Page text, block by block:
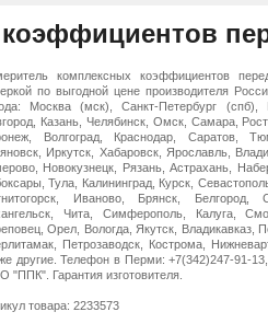
комплексных коэффициентов
по выгодной цене производителя
Москва (мск), Санкт-Петербург (спб),
Казань, Челябинск, Омск, Самара,
Волгоград, Краснодар, Саратов,
Иркутск, Хабаровск, Ярославль,
Новокузнецк, Рязань, Астрахань,
Тула, Калининград, Курск,
Иваново, Брянск, Белгород,
Чита, Симферополь, Калуга,
Орел, Вологда, Якутск, Владикавказ,
Петрозаводск, Кострома,
другие. Телефон в Перми: +7(342)247-91-
"ППК". Гарантия изготовителя.
товара: 2233573